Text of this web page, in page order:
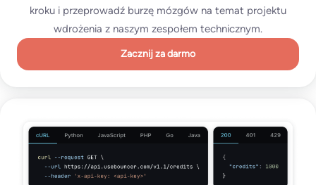
kroku i przeprowadź burzę mózgów na temat projektu
wdrożenia z naszym zespołem technicznym.
Zacznij za darmo